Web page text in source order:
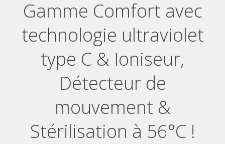
Gamme Comfort avec
technologie ultraviolet
type C & Ioniseur,
Détecteur de
mouvement &
Stérilisation à 56°C !